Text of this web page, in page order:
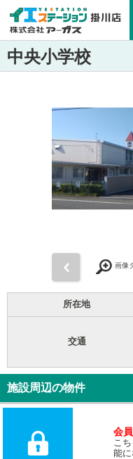
中央小学校
画像
所在地
交通
施設周辺の物件
会
こ
能に